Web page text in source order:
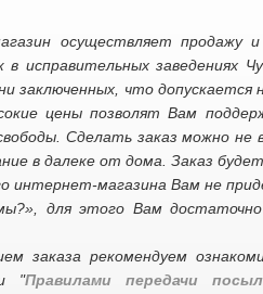
осуществляет продажу
в исправительных
заключенных, что
цены позволят Вам
Сделать заказ можно не
в далеке от дома. Заказ
магазина Вам не
для этого Вам достаточно
заказа рекомендуем
"Правилами передачи